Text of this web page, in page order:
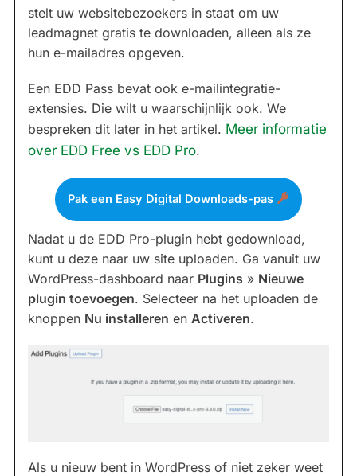
stelt uw websitebezoekers in staat om uw
leadmagnet gratis te downloaden, alleen als ze
hun e-mailadres opgeven.
Een EDD Pass bevat ook e-mailintegratie-
extensies. Die wilt u waarschijnlijk ook. We
bespreken dit later in het artikel. Meer informatie
over EDD Free vs EDD Pro.
Pak een Easy Digital Downloads-pas
Nadat u de EDD Pro-plugin hebt gedownload,
kunt u deze naar uw site uploaden. Ga vanuit uw
WordPress-dashboard naar Plugins » Nieuwe
plugin toevoegen. Selecteer na het uploaden de
knoppen Nu installeren en Activeren.
Als u nieuw bent in WordPress of niet zeker weet